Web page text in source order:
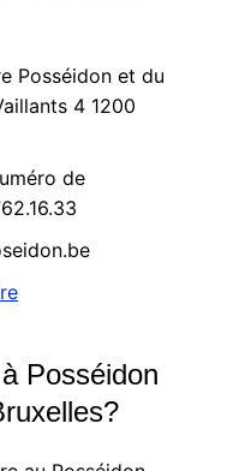
Posséidon et du
4 1200
de
Posséidon